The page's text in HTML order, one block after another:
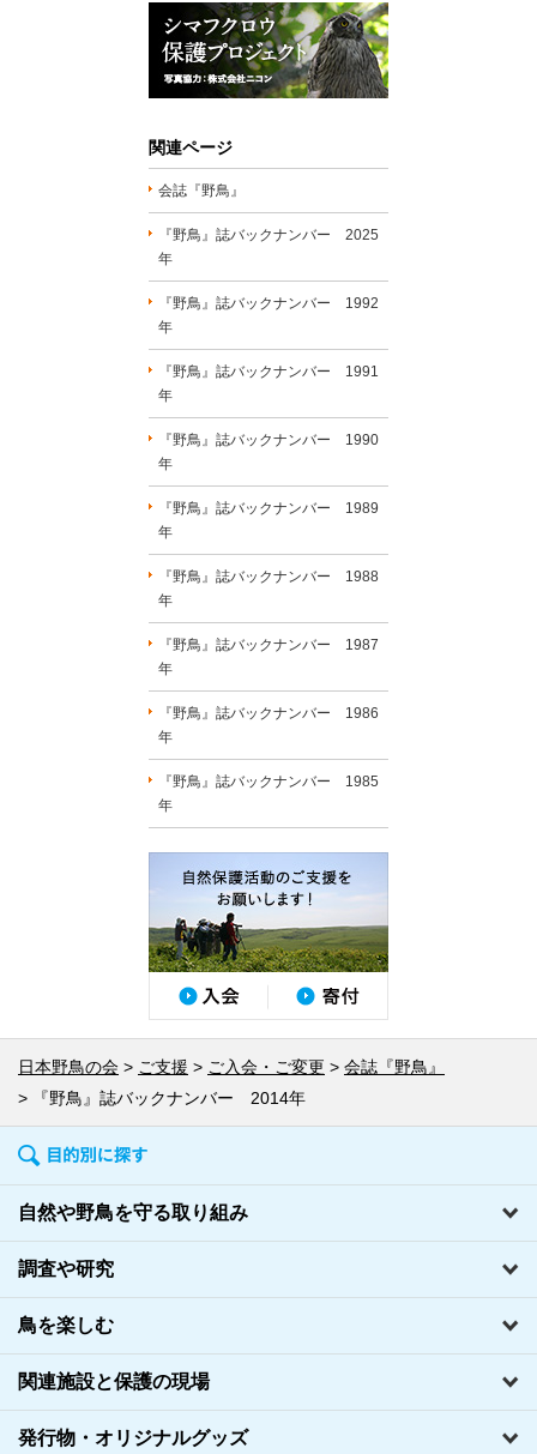
関連ページ
会誌『野鳥』
『野鳥』誌バックナンバー 2025
年
『野鳥』誌バックナンバー 1992
年
『野鳥』誌バックナンバー 1991
年
『野鳥』誌バックナンバー 1990
年
『野鳥』誌バックナンバー 1989
年
『野鳥』誌バックナンバー 1988
年
『野鳥』誌バックナンバー 1987
年
『野鳥』誌バックナンバー 1986
年
『野鳥』誌バックナンバー 1985
年
日本野鳥の会 ご支援 ご入会・ご変更
会誌『野鳥』
『野鳥』誌バックナンバー 2014年
自然や野鳥を守る取り組み
調査や研究
鳥を楽しむ
関連施設と保護の現場
発行物・オリジナルグッズ